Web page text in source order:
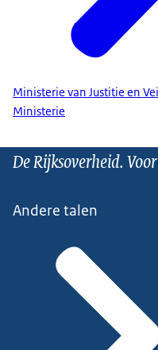
Ministerie van Justitie en
Ministerie
De Rijksoverheid.
Andere talen